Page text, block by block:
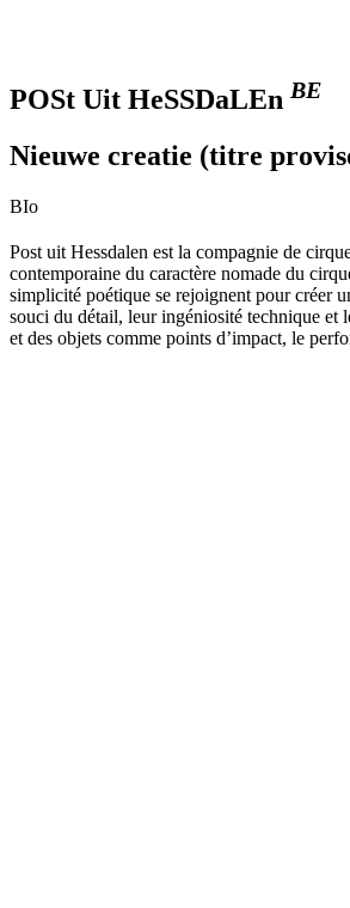
POSt Uit HeSSDaLEn BE
Nieuwe creatie (titre
BIo
Post uit Hessdalen est la compagnie de
contemporaine du caractère nomade du
simplicité poétique se rejoignent pour créer
souci du détail, leur ingéniosité technique et
et des objets comme points d’impact, le